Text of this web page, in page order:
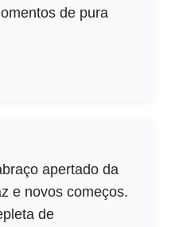
de pura
apertado da
e novos começos.
de